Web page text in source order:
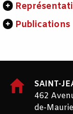
Publications
SAINT-
462
de-